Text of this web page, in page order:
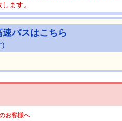
ます。
バスはこちら
)
お客様へ